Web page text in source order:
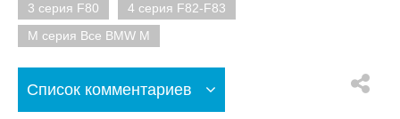
3 серия F80
4 серия F82-F83
M серия Все BMW M
Список комментариев